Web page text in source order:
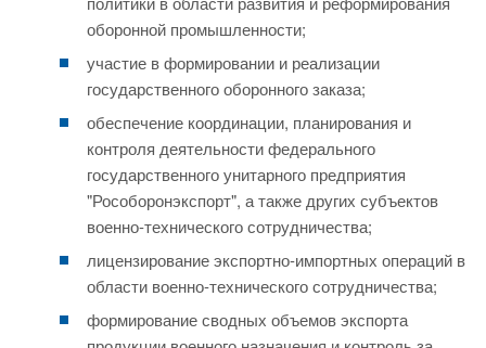
оборонной промышленности;
участие в формировании и реализации
государственного оборонного заказа;
обеспечение координации, планирования и
контроля деятельности федерального
государственного унитарного предприятия
"Рособоронэкспорт", а также других субъектов
военно-технического сотрудничества;
лицензирование экспортно-импортных операций в
области военно-технического сотрудничества;
формирование сводных объемов экспорта